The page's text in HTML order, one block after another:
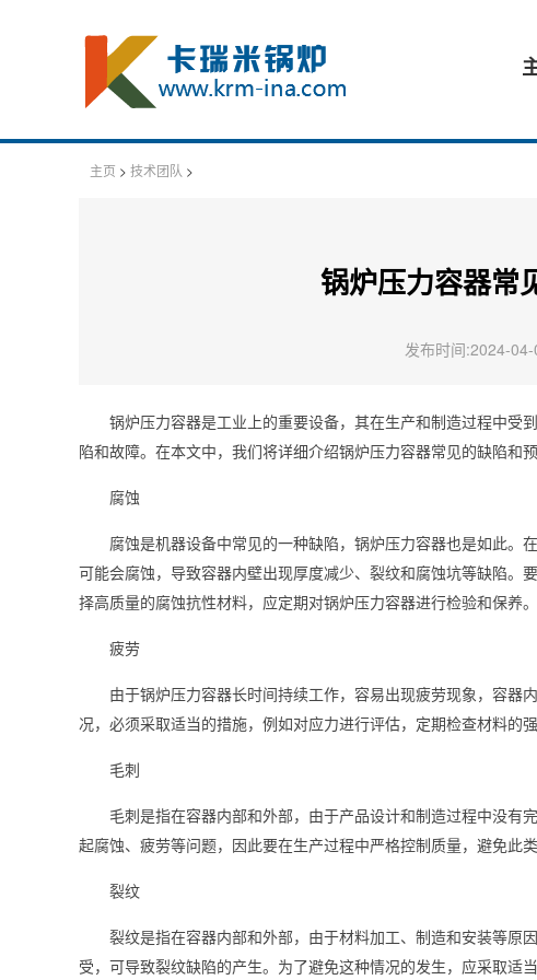
主页 > 技术团队 >
锅炉压力容器常
发布时间:2024-
锅炉压力容器是工业上的重要设备，其在生产和制造过程中受
陷和故障。在本文中，我们将详细介绍锅炉压力容器常见的缺陷和预
腐蚀
腐蚀是机器设备中常见的一种缺陷，锅炉压力容器也是如此。
可能会腐蚀，导致容器内壁出现厚度减少、裂纹和腐蚀坑等缺陷。
择高质量的腐蚀抗性材料，应定期对锅炉压力容器进行检验和保养。
疲劳
由于锅炉压力容器长时间持续工作，容易出现疲劳现象，容器
况，必须采取适当的措施，例如对应力进行评估，定期检查材料的
毛刺
毛刺是指在容器内部和外部，由于产品设计和制造过程中没有
起腐蚀、疲劳等问题，因此要在生产过程中严格控制质量，避免此类
裂纹
裂纹是指在容器内部和外部，由于材料加工、制造和安装等原
受，可导致裂纹缺陷的产生。为了避免这种情况的发生，应采取适